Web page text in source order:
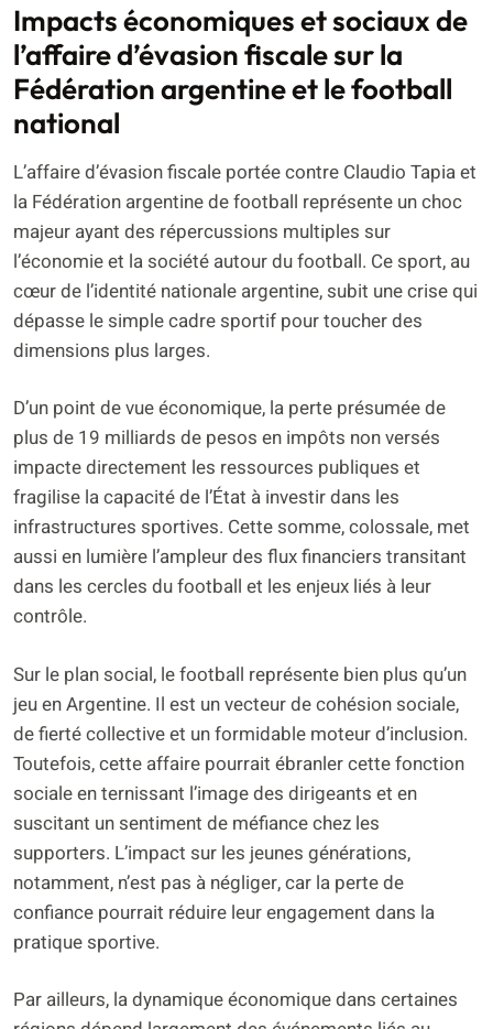
Impacts économiques et sociaux de
l’affaire d’évasion fiscale sur la
Fédération argentine et le football
national
L’affaire d’évasion fiscale portée contre Claudio Tapia et
la Fédération argentine de football représente un choc
majeur ayant des répercussions multiples sur
l’économie et la société autour du football. Ce sport, au
cœur de l’identité nationale argentine, subit une crise qui
dépasse le simple cadre sportif pour toucher des
dimensions plus larges.
D’un point de vue économique, la perte présumée de
plus de 19 milliards de pesos en impôts non versés
impacte directement les ressources publiques et
fragilise la capacité de l’État à investir dans les
infrastructures sportives. Cette somme, colossale, met
aussi en lumière l’ampleur des flux financiers transitant
dans les cercles du football et les enjeux liés à leur
contrôle.
Sur le plan social, le football représente bien plus qu’un
jeu en Argentine. Il est un vecteur de cohésion sociale,
de fierté collective et un formidable moteur d’inclusion.
Toutefois, cette affaire pourrait ébranler cette fonction
sociale en ternissant l’image des dirigeants et en
suscitant un sentiment de méfiance chez les
supporters. L’impact sur les jeunes générations,
notamment, n’est pas à négliger, car la perte de
confiance pourrait réduire leur engagement dans la
pratique sportive.
Par ailleurs, la dynamique économique dans certaines